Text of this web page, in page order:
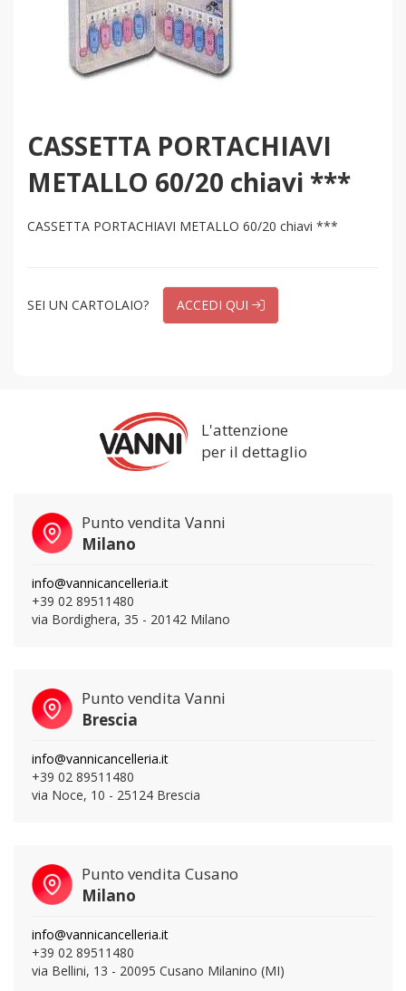
CASSETTA PORTACHIAVI
METALLO 60/20 chiavi ***
CASSETTA PORTACHIAVI METALLO 60/20 chiavi ***
SEI UN CARTOLAIO? ACCEDI QUI
L'attenzione
per il dettaglio
Punto vendita Vanni
Milano
info@vannicancelleria.it
+39 02 89511480
via Bordighera, 35 - 20142 Milano
Punto vendita Vanni
Brescia
info@vannicancelleria.it
+39 02 89511480
via Noce, 10 - 25124 Brescia
Punto vendita Cusano
Milano
info@vannicancelleria.it
+39 02 89511480
via Bellini, 13 - 20095 Cusano Milanino (MI)